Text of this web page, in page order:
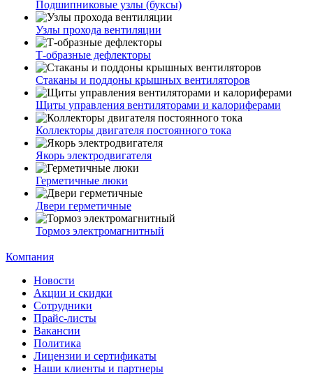
Подшипниковые узлы (буксы)
Узлы прохода вентиляции
Т-образные дефлекторы
Стаканы и поддоны крышных вентиляторов
Щиты управления вентиляторами и калориферами
Коллекторы двигателя постоянного тока
Якорь электродвигателя
Герметичные люки
Двери герметичные
Тормоз электромагнитный
Компания
Новости
Акции и скидки
Сотрудники
Прайс-листы
Вакансии
Политика
Лицензии и сертификаты
Наши клиенты и партнеры